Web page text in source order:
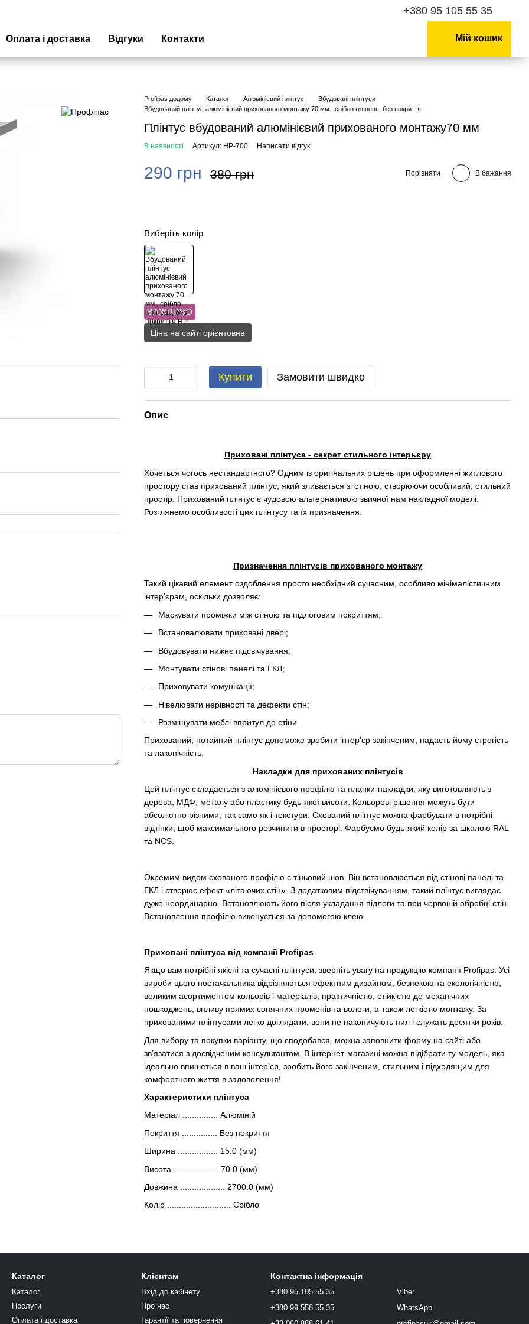
+380 95 105 55 35
Оплата і доставка Відгуки Контакти Мій кошик
Profipas додому Каталог Алюмінієвий плінтус
Вбудовані плінтуси
Вбудований плінтус алюмінієвий прихованого монтажу 70 мм., срібло глянець, без покриття
Плінтус вбудований алюмінієвий прихованого монтажу70 мм
В наявності Артикул: HP-700 Написати відгук
290 грн 380 грн Порівняти В бажання
Виберіть колір
ВАЖЛИВО
Ціна на сайті орієнтовна
Купити Замовити швидко
Опис
Приховані плінтуса - секрет стильного інтерьєру
Хочеться чогось нестандартного? Одним із оригінальних рішень при оформленні житлового
простору став прихований плінтус, який зливається зі стіною, створюючи особливий, стильний
простір. Прихований плінтус є чудовою альтернативою звичної нам накладної моделі.
Розглянемо особливості цих плінтусу та їх призначення.
Призначення плінтусів прихованого монтажу
Такий цікавий елемент оздоблення просто необхідний сучасним, особливо мінімалістичним
інтер’єрам, оскільки дозволяє:
Маскувати проміжки між стіною та підлоговим покриттям;
Встановалювати приховані двері;
Вбудовувати нижнє підсвічування;
Монтувати стінові панелі та ГКЛ;
Приховувати комунікації;
Нівелювати нерівності та дефекти стін;
Розміщувати меблі впритул до стіни.
Прихований, потайний плінтус допоможе зробити інтер’єр закінченим, надасть йому строгість
та лаконічність.
Накладки для прихованих плінтусів
Цей плінтус складається з алюмінієвого профілю та планки-накладки, яку виготовляють з
дерева, МДФ, металу або пластику будь-якої висоти. Кольорові рішення можуть бути
абсолютно різними, так само як і текстури. Схований плінтус можна фарбувати в потрібні
відтінки, щоб максимального розчинити в просторі. Фарбуємо будь-який колір за шкалою RAL
та NCS.
Окремим видом схованого профілю є тіньовий шов. Він встановлюється під стінові панелі та
ГКЛ і створює ефект «літаючих стін». З додатковим підствічуванням, такий плінтус виглядає
дуже неординарно. Встановлюють його після укладання підлоги та при червоній обробці стін.
Встановлення профілю виконується за допомогою клею.
Приховані плінтуса від компанії Profipas
Якщо вам потрібні якісні та сучасні плінтуси, зверніть увагу на продукцію компанії Profipas. Усі
вироби цього постачальника відрізняються ефектним дизайном, безпекою та екологічністю,
великим асортиментом кольорів і матеріалів, практичністю, стійкістю до механічних
пошкоджень, впливу прямих сонячних променів та вологи, а також легкістю монтажу. За
прихованими плінтусами легко доглядати, вони не накопичують пил і служать десятки років.
Для вибору та покупки варіанту, що сподобався, можна заповнити форму на сайті або
зв’язатися з досвідченим консультантом. В інтернет-магазині можна підібрати ту модель, яка
ідеально впишеться в ваш інтер’єр, зробить його закінченим, стильним і підходящим для
комфортного життя в задоволення!
Характеристики плінтуса
Матеріал ............... Алюміній
Покриття ............... Без покриття
Ширина ................. 15.0 (мм)
Висота ................... 70.0 (мм)
Довжина ................... 2700.0 (мм)
Колір ........................... Срібло
Каталог
Каталог
Послуги
Оплата і доставка
Клієнтам
Вхід до кабінету
Про нас
Гарантії та повернення
Контактна інформація
+380 95 105 55 35
+380 99 558 55 35
Viber
WhatsApp